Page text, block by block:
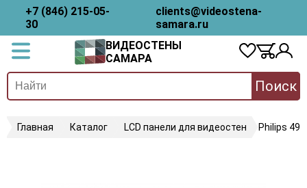
+7 (846) 215-05-
30
clients@videostena-
samara.ru
ВИДЕОСТЕНЫ
САМАРА
Поиск
Главная Каталог LCD панели для видеостен Philips